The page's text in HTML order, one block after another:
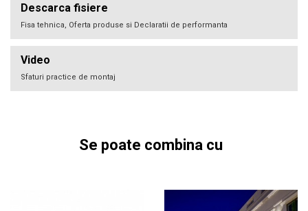
Descarca fisiere
Fisa tehnica, Oferta produse si Declaratii de performanta
Video
Sfaturi practice de montaj
Se poate combina cu